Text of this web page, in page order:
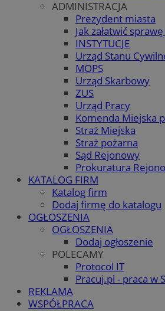
ADMINISTRACJA
Prezydent miasta
Jak załatwić
INSTYTUCJE
Urząd Stanu
MOPS
Urząd Skarbowy
ZUS
Urząd Pracy
Komenda Miejska
Straż Miejska
Straż pożarna
Sąd Rejonowy
Prokuratura
KATALOG FIRM
Katalog firm
Dodaj firmę do katalogu
OGŁOSZENIA
OGŁOSZENIA
Dodaj ogłoszenie
POLECAMY
Protocol IT
Pracuj.pl - praca w
REKLAMA
WSPÓŁPRACA